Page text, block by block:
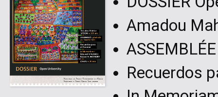
Amadou
Recuerdos